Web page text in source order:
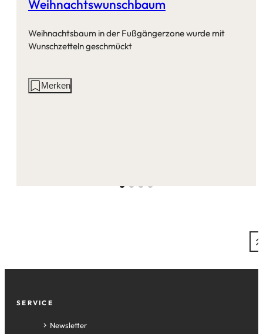
Weihnachtswunschbaum
Weihnachtsbaum in der Fußgängerzone wurde mit
Wunschzetteln geschmückt
AktionenMerken
Fußzeile
SERVICE
Newsletter